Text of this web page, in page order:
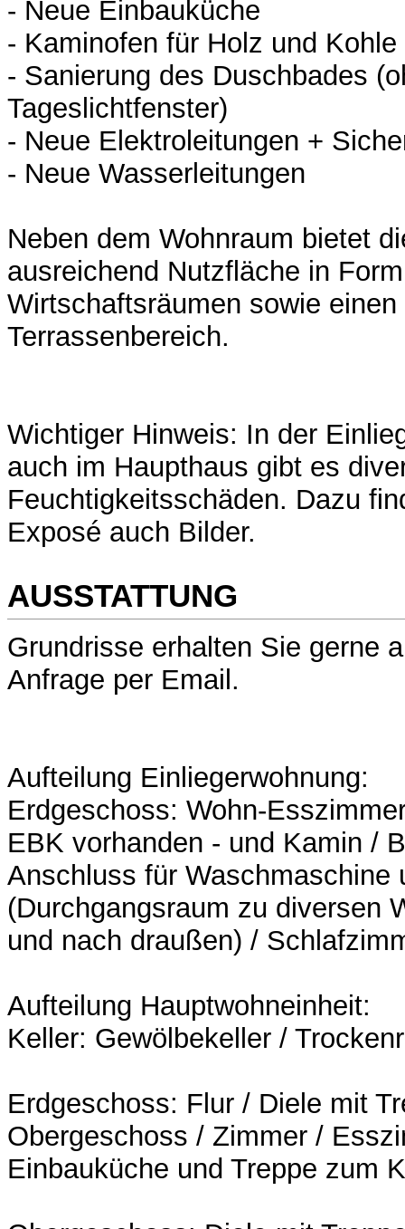
- Neue Einbauküche
- Kaminofen für Holz und Kohle
- Sanierung des Duschbades
Tageslichtfenster)
- Neue Elektroleitungen +
- Neue Wasserleitungen
Neben dem Wohnraum bietet
ausreichend Nutzfläche in
Wirtschaftsräumen sowie
Terrassenbereich.
Wichtiger Hinweis: In der
auch im Haupthaus gibt es
Feuchtigkeitsschäden. Dazu
Exposé auch Bilder.
AUSSTATTUNG
Grundrisse erhalten Sie gerne
Anfrage per Email.
Aufteilung Einliegerwohnung:
Erdgeschoss: Wohn-
EBK vorhanden - und Kamin /
Anschluss für Waschmaschine
(Durchgangsraum zu diversen
und nach draußen) /
Aufteilung Hauptwohneinheit:
Keller: Gewölbekeller /
Erdgeschoss: Flur / Diele mit
Obergeschoss / Zimmer /
Einbauküche und Treppe zum